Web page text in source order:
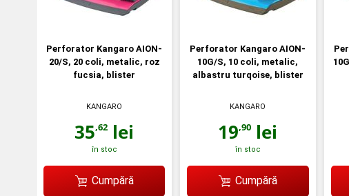
Perforator Kangaro AION-
20/S, 20 coli, metalic, roz
fucsia, blister
KANGARO
35,62 lei
în stoc
Cumpără
Perforator Kangaro AION-
10G/S, 10 coli, metalic,
albastru turqoise, blister
KANGARO
19,90 lei
în stoc
Cumpără